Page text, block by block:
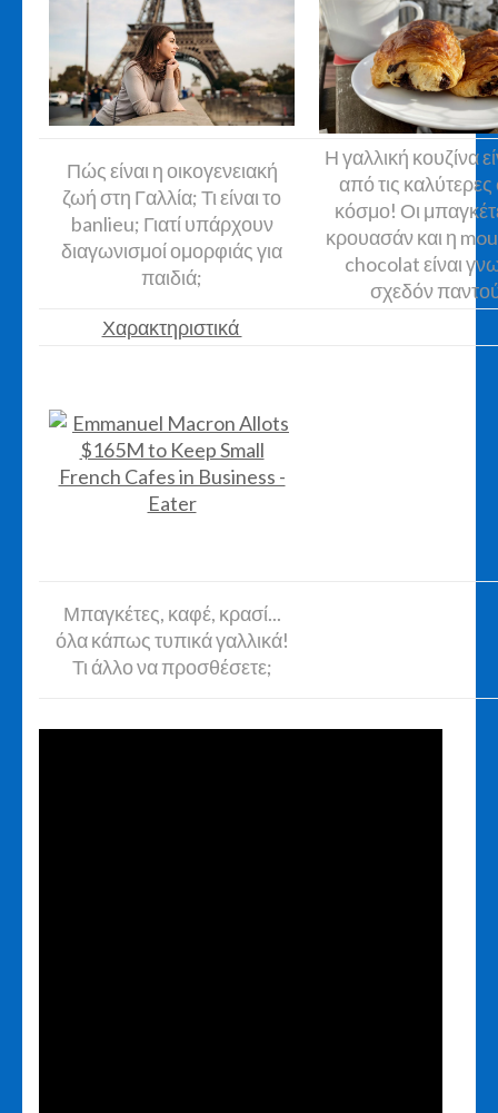
Πώς είναι η οικογενειακή
ζωή στη Γαλλία; Τι είναι το
banlieu; Γιατί υπάρχουν
διαγωνισμοί ομορφιάς για
παιδιά;
Η γαλλική κουζίνα
από τις
κόσμο! Οι
κρουασάν και η
chocolat είναι
σχεδόν
Χαρακτηριστικά
Μπαγκέτες, καφέ, κρασί...
όλα κάπως τυπικά γαλλικά!
Τι άλλο να προσθέσετε;